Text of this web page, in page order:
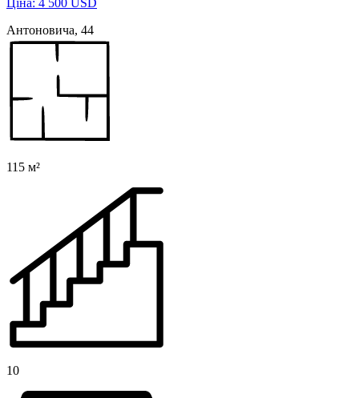
Антоновича, 44
115 м²
10